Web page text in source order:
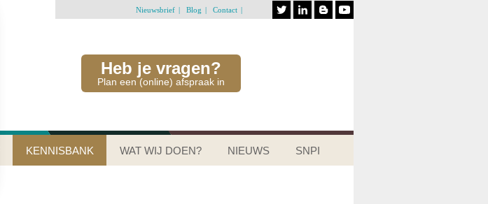
Nieuwsbrief Blog Contact
Heb je vragen?
Plan een (online) afspraak in
KENNISBANK WAT WIJ DOEN? NIEUWS SNPI